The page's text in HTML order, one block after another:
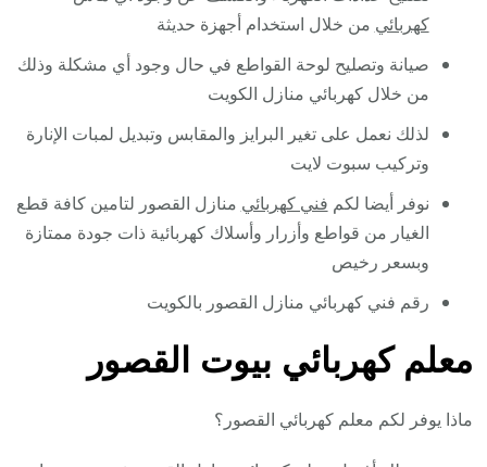
كهربائي من خلال استخدام أجهزة حديثة
صيانة وتصليح لوحة القواطع في حال وجود أي مشكلة وذلك
من خلال كهربائي منازل الكويت
لذلك نعمل على تغير البرايز والمقابس وتبديل لمبات الإنارة
وتركيب سبوت لايت
نوفر أيضا لكم فني كهربائي منازل القصور لتامين كافة قطع
الغيار من قواطع وأزرار وأسلاك كهربائية ذات جودة ممتازة
وبسعر رخيص
رقم فني كهربائي منازل القصور بالكويت
معلم كهربائي بيوت القصور
ماذا يوفر لكم معلم كهربائي القصور؟